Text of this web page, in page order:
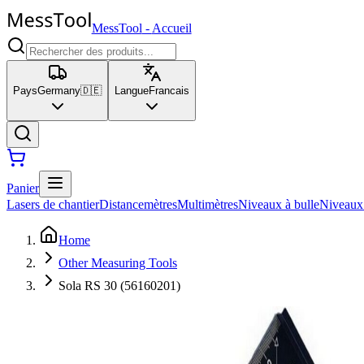
MessTool - Accueil
PaysGermany🇩🇪 LangueFrancais
Panier
Lasers de chantierDistancemètresMultimètresNiveaux à bulle
Home
Other Measuring Tools
Sola RS 30 (56160201)